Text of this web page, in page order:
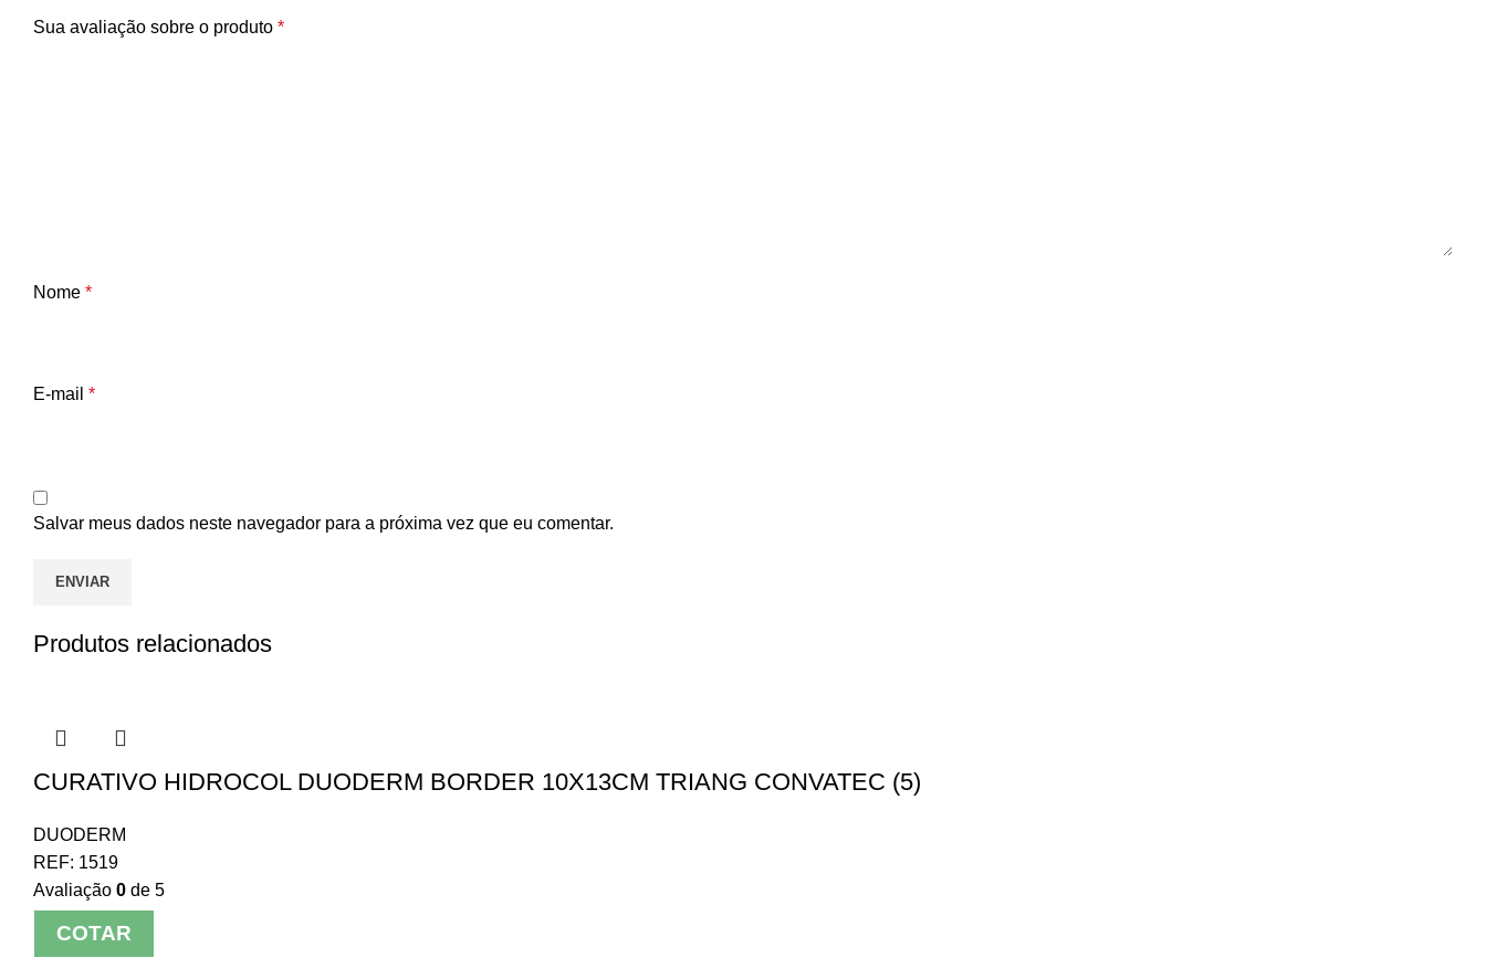
Sua avaliação sobre o produto *
Nome *
E-mail *
Salvar meus dados neste navegador para a próxima vez que eu comentar.
Produtos relacionados
CURATIVO HIDROCOL DUODERM BORDER 10X13CM TRIANG CONVATEC (5)
DUODERM
REF: 1519
Avaliação 0 de 5
COTAR